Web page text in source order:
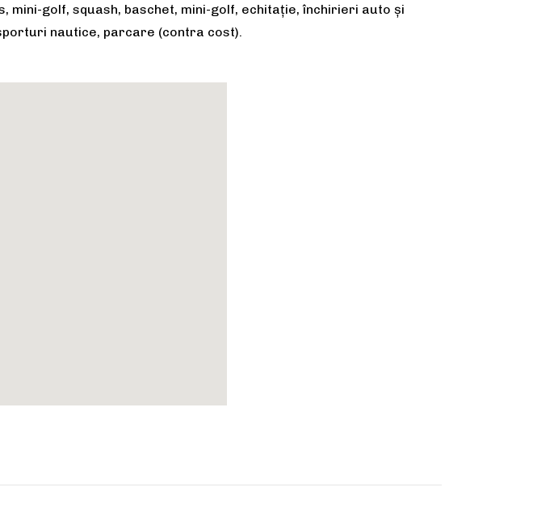
mini-golf, squash, baschet, mini-golf, echitație, închirieri auto și
nautice, parcare (contra cost).